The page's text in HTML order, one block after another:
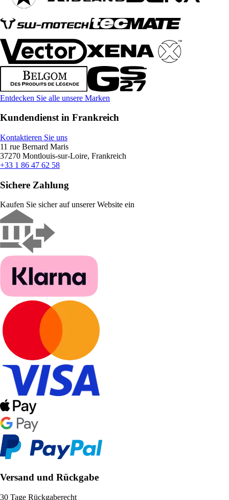
Entdecken Sie alle unsere Marken
Kundendienst in Frankreich
Kontaktieren Sie uns
11 rue Bernard Maris
37270 Montlouis-sur-Loire, Frankreich
+33 1 86 47 62 58
Sichere Zahlung
Kaufen Sie sicher auf unserer Website ein
Versand und Rückgabe
30 Tage Rückgaberecht